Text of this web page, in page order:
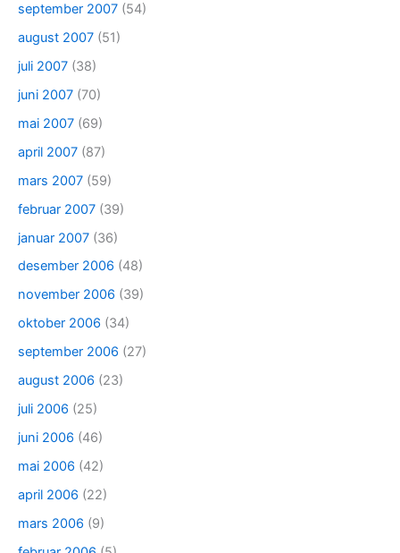
september 2007 (54)
august 2007 (51)
juli 2007 (38)
juni 2007 (70)
mai 2007 (69)
april 2007 (87)
mars 2007 (59)
februar 2007 (39)
januar 2007 (36)
desember 2006 (48)
november 2006 (39)
oktober 2006 (34)
september 2006 (27)
august 2006 (23)
juli 2006 (25)
juni 2006 (46)
mai 2006 (42)
april 2006 (22)
mars 2006 (9)